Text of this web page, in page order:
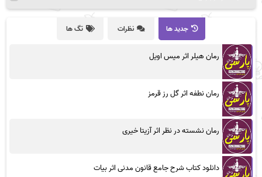
جدید ها نظرات تگ ها
رمان هیلر اثر میس اویل
رمان نطفه اثر گل رز قرمز
رمان نشسته در نظر اثر آزیتا خیری
دانلود کتاب شرح جامع قانون مدنی اثر بیات